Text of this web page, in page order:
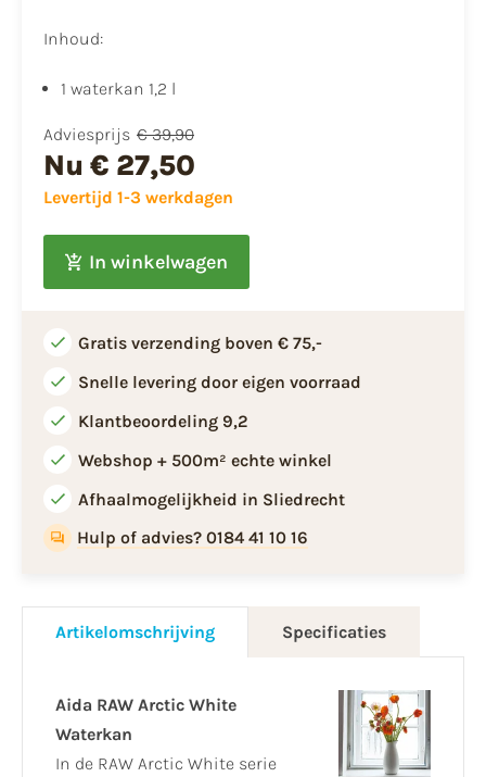
Inhoud:
1 waterkan 1,2 l
Adviesprijs € 39,90
Nu € 27,50
Levertijd 1-3 werkdagen
In winkelwagen
Gratis verzending boven € 75,-
Snelle levering door eigen voorraad
Klantbeoordeling 9,2
Webshop + 500m² echte winkel
Afhaalmogelijkheid in Sliedrecht
Hulp of advies? 0184 41 10 16
Artikelomschrijving Specificaties
Aida RAW Arctic White
Waterkan
In de RAW Arctic White serie